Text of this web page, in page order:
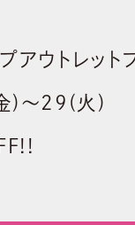
アウトレット
)～29(火)